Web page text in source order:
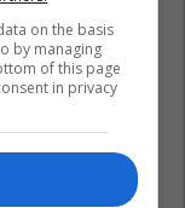
on the basis
by managing
of this page
in privacy